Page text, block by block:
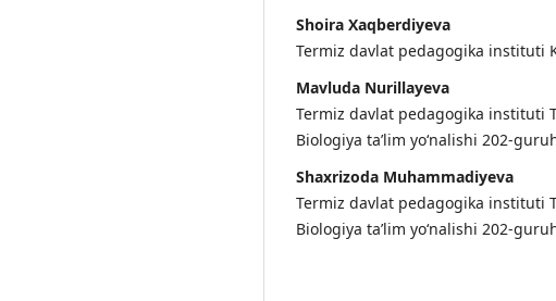
Shoira Xaqberdiyeva
Termiz davlat pedagogika instituti
Mavluda Nurillayeva
Termiz davlat pedagogika instituti
Biologiya ta’lim yo‘nalishi 202-
Shaxrizoda Muhammadiyeva
Termiz davlat pedagogika instituti
Biologiya ta’lim yo‘nalishi 202-